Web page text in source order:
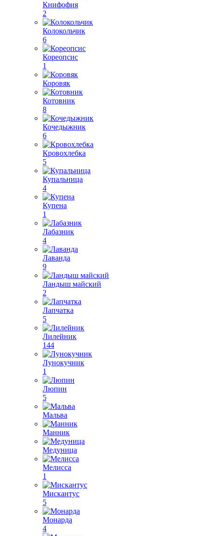
Книфофия
2
Колокольчик
6
Кореопсис
1
Коровяк
Котовник
8
Кочедыжник
6
Кровохлебка
5
Купальница
4
Купена
1
Лабазник
4
Лаванда
9
Ландыш майский
2
Лапчатка
5
Лилейник
144
Лунокучник
1
Люпин
5
Мальва
Манник
Медуница
Мелисса
1
Мискантус
5
Монарда
4